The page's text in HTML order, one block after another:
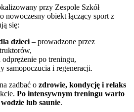
przy Zespole Szkół
nowoczesny obiekt łączący sport z
się:
dzieci – prowadzone przez
odprężenie po treningu,
samopoczucia i regeneracji.
zadbać o zdrowie, kondycję i relaks
Po intensywnym treningu warto
lub saunie.